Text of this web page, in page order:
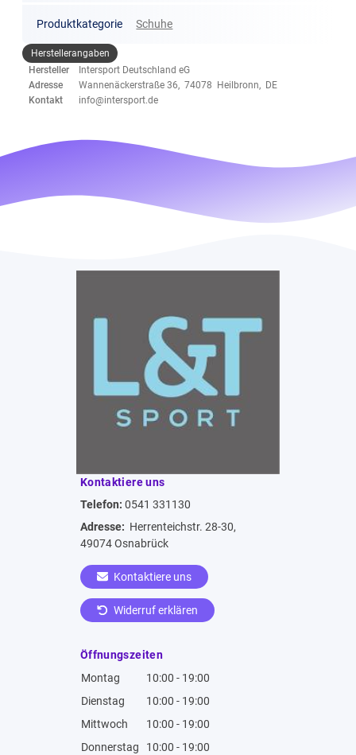
Produktkategorie Schuhe
Herstellerangaben
Hersteller
Intersport Deutschland eG
Adresse
Wannenäckerstraße 36, 74078 Heilbronn, DE
Kontakt
info@intersport.de
Kontaktiere uns
Telefon: 0541 331130
Adresse: Herrenteichstr. 28-30,
49074 Osnabrück
Kontaktiere uns
Widerruf erklären
Öffnungszeiten
Montag
10:00 - 19:00
Dienstag
10:00 - 19:00
Mittwoch
10:00 - 19:00
Donnerstag
10:00 - 19:00